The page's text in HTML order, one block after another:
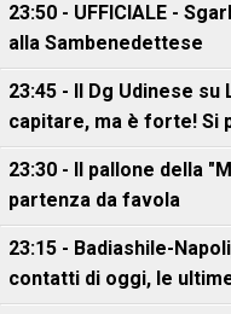
23:50 - UFFICIALE -
alla Sambenedettese
23:45 - Il Dg Udinese
capitare, ma è forte! Si
23:30 - Il pallone della
partenza da favola
23:15 - Badiashile-
contatti di oggi, le